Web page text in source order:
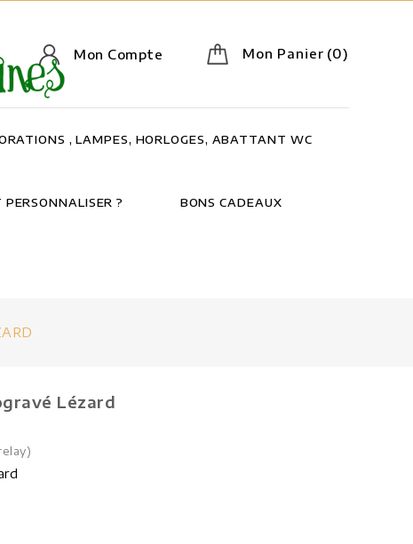
Mon Panier (0)
Mon Compte
, LAMPES, HORLOGES, ABATTANT WC
? BONS CADEAUX
Lézard